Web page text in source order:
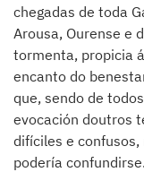
chegadas de toda
Arousa, Ourense e
tormenta, propicia
encanto do
que, sendo de
evocación doutros
difíciles e
podería